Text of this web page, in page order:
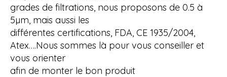
grades de filtrations, nous proposons de 0.5 à
5µm, mais aussi les
différentes certifications, FDA, CE 1935/2004,
Atex….Nous sommes là pour vous conseiller et
vous orienter
afin de monter le bon produit